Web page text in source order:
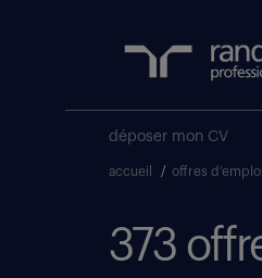
déposer mon CV
accueil / offres d'emploi
373